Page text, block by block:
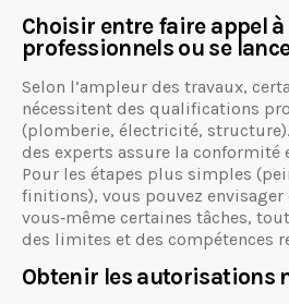
Choisir entre faire appel à
professionnels ou se
Selon l’ampleur des travaux,
nécessitent des qualifications
(plomberie, électricité,
des experts assure la
Pour les étapes plus simples
finitions), vous pouvez envisager
vous‑même certaines tâches,
des limites et des compétences
Obtenir les autorisations